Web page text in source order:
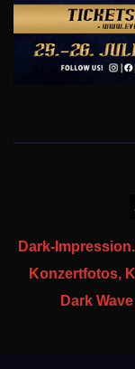
Dark-
Konzertfotos,
Dark